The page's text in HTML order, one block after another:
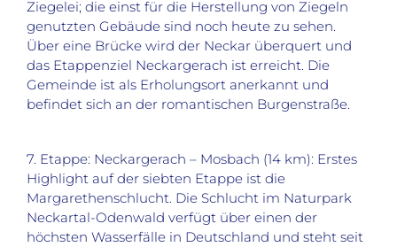
Ziegelei; die einst für die Herstellung von Ziegeln
genutzten Gebäude sind noch heute zu sehen.
Über eine Brücke wird der Neckar überquert und
das Etappenziel Neckargerach ist erreicht. Die
Gemeinde ist als Erholungsort anerkannt und
befindet sich an der romantischen Burgenstraße.
7. Etappe: Neckargerach – Mosbach (14 km): Erstes
Highlight auf der siebten Etappe ist die
Margarethenschlucht. Die Schlucht im Naturpark
Neckartal-Odenwald verfügt über einen der
höchsten Wasserfälle in Deutschland und steht seit